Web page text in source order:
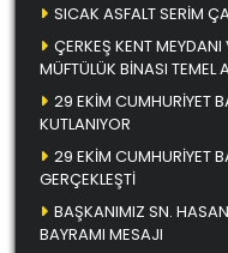
SICAK ASFALT SERİM
ÇERKEŞ KENT
MÜFTÜLÜK BİNASI TEMEL
29 EKİM CUMHURİYET
KUTLANIYOR
29 EKİM CUMHURİYET
GERÇEKLEŞTİ
BAŞKANIMIZ SN.
BAYRAMI MESAJI